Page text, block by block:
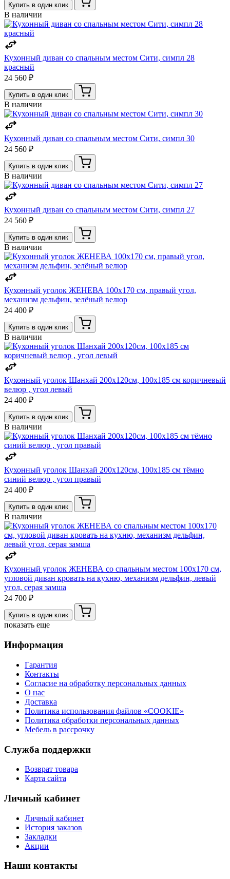
Купить в один клик
В наличии
Кухонный диван со спальным местом Сити, симпл 28
красный
24 560 ₽
Купить в один клик
В наличии
Кухонный диван со спальным местом Сити, симпл 30
24 560 ₽
Купить в один клик
В наличии
Кухонный диван со спальным местом Сити, симпл 27
24 560 ₽
Купить в один клик
В наличии
Кухонный уголок ЖЕНЕВА 100х170 см, правый угол,
механизм дельфин, зелёный велюр
24 400 ₽
Купить в один клик
В наличии
Кухонный уголок Шанхай 200х120см, 100х185 см коричневый
велюр , угол левый
24 400 ₽
Купить в один клик
В наличии
Кухонный уголок Шанхай 200х120см, 100х185 см тёмно
синий велюр , угол правый
24 400 ₽
Купить в один клик
В наличии
Кухонный уголок ЖЕНЕВА со спальным местом 100х170 см,
угловой диван кровать на кухню, механизм дельфин, левый
угол, серая замша
24 700 ₽
Купить в один клик
показать еще
Информация
Гарантия
Контакты
Согласие на обработку персональных данных
О нас
Доставка
Политика использования файлов «COOKIE»
Политика обработки персональных данных
Мебель в рассрочку
Служба поддержки
Возврат товара
Карта сайта
Личный кабинет
Личный кабинет
История заказов
Закладки
Акции
Наши контакты